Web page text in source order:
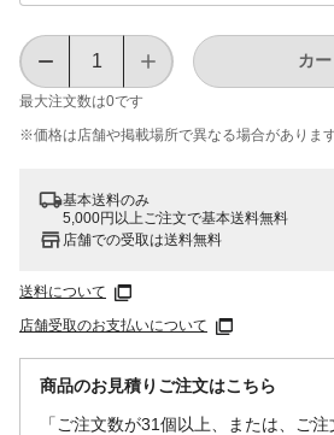
最大注文数は0です
カ
※価格は​店舗や​掲載場所で​異なる​場合が​あります
基本送料のみ
5,000円以上ご注文で基本送料無料
店舗での受取は送料無料
送料について
店舗受取のお支払いについて
商品のお見積りご注文はこちら
「ご注文数が31個以上、または、ご